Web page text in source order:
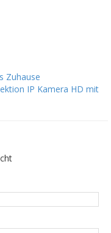
Zuhause
IP Kamera HD mit